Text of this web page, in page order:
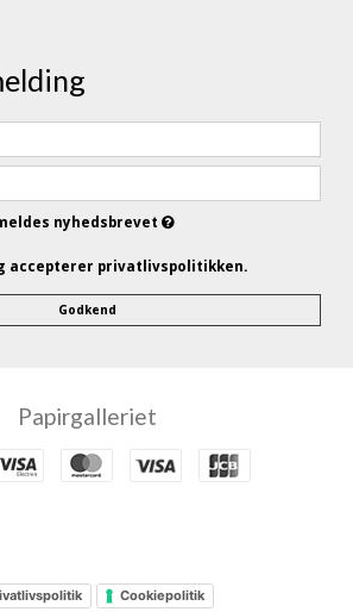
nyhedsbrevet
accepterer privatlivspolitikken.
Godkend
Papirgalleriet
Cookiepolitik